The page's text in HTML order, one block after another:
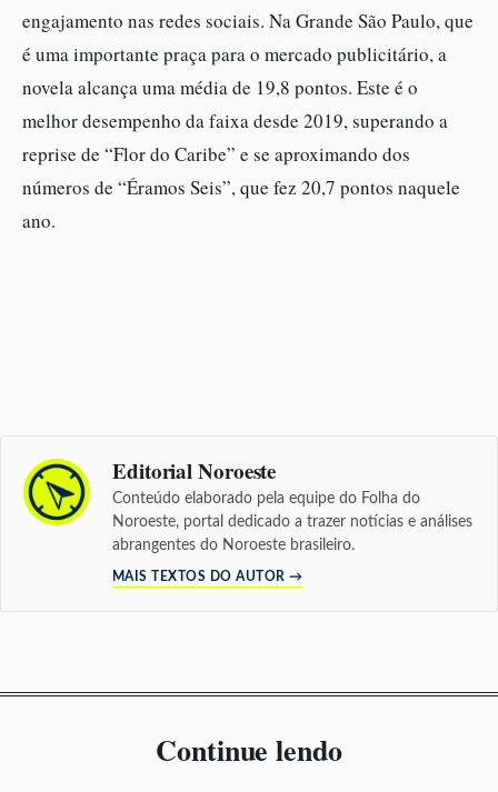
engajamento nas redes sociais. Na Grande São Paulo, que
é uma importante praça para o mercado publicitário, a
novela alcança uma média de 19,8 pontos. Este é o
melhor desempenho da faixa desde 2019, superando a
reprise de “Flor do Caribe” e se aproximando dos
números de “Éramos Seis”, que fez 20,7 pontos naquele
ano.
Editorial Noroeste
Conteúdo elaborado pela equipe do Folha do
Noroeste, portal dedicado a trazer notícias e análises
abrangentes do Noroeste brasileiro.
MAIS TEXTOS DO AUTOR →
Continue lendo